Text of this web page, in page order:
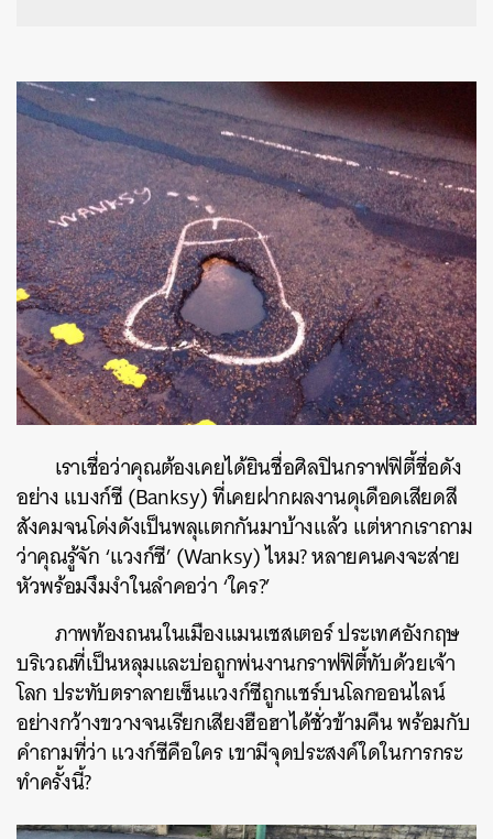
เราเชื่อว่าคุณต้องเคยได้ยินชื่อศิลปินกราฟฟิตี้ชื่อดัง
อย่าง แบงก์ซี (Banksy) ที่เคยฝากผลงานดุเดือดเสียดสี
สังคมจนโด่งดังเป็นพลุแตกกันมาบ้างแล้ว แต่หากเราถาม
ว่าคุณรู้จัก ‘แวงก์ซี’ (Wanksy) ไหม? หลายคนคงจะส่าย
หัวพร้อมงึมงำในลำคอว่า ‘ใคร?’
ภาพท้องถนนในเมืองแมนเชสเตอร์ ประเทศอังกฤษ
บริเวณที่เป็นหลุมและบ่อถูกพ่นงานกราฟฟิตี้ทับด้วยเจ้า
โลก ประทับตราลายเซ็นแวงก์ซีถูกแชร์บนโลกออนไลน์
อย่างกว้างขวางจนเรียกเสียงฮือฮาได้ชั่วข้ามคืน พร้อมกับ
คำถามที่ว่า แวงก์ซีคือใคร เขามีจุดประสงค์ใดในการกระ
ทำครั้งนี้?